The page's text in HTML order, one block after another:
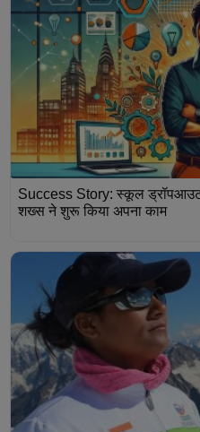
Success Story: स्कूल ड्रॉपआउट
शख्स ने शुरू किया अपना काम